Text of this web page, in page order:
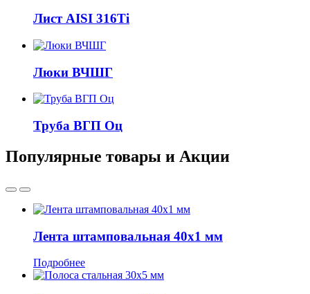
Лист AISI 316Ti
Люки ВЧШГ
Труба ВГП Оц
Популярные товары и Акции
Лента штамповальная 40x1 мм
Подробнее